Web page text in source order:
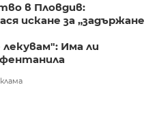
в Пловдив:
искане за „задържане
Има ли